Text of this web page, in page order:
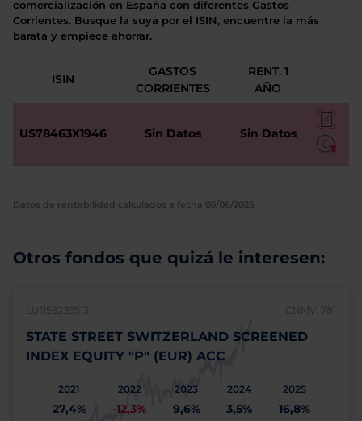
comercialización en España con diferentes Gastos
Corrientes. Busque la suya por el ISIN, encuentre la más
barata y empiece ahorrar.
ISIN
GASTOS
CORRIENTES
RENT. 1
AÑO
US78463X1946 Sin Datos Sin Datos
Datos de rentabilidad calculados a fecha 05/06/2025
Otros fondos que quizá le interesen:
LU1159239513 CNMV: 781
STATE STREET SWITZERLAND SCREENED
INDEX EQUITY "P" (EUR) ACC
2021
27,4%
2022
-12,3%
2023
9,6%
2024
3,5%
2025
16,8%